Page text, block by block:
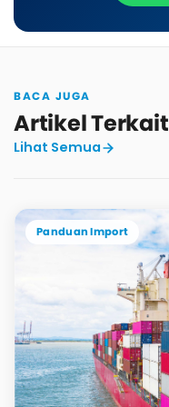
BACA JUGA
Artikel Terkait
Lihat Semua
Panduan Import